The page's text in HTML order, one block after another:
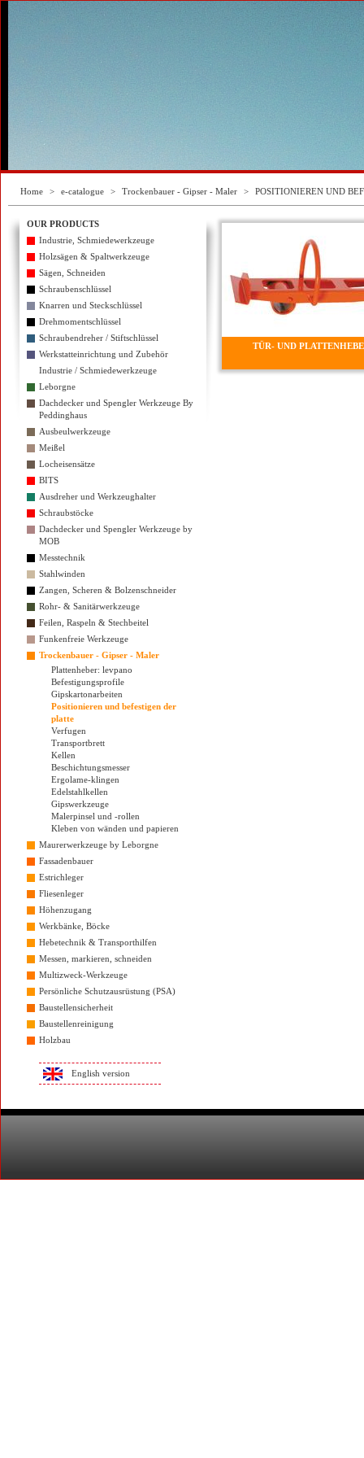
Home > e-catalogue > Trockenbauer - Gipser - Maler > POSITIONIEREN UND
OUR PRODUCTS
Industrie, Schmiedewerkzeuge
Holzsägen & Spaltwerkzeuge
Sägen, Schneiden
Schraubenschlüssel
Knarren und Steckschlüssel
Drehmomentschlüssel
Schraubendreher / Stiftschlüssel
Werkstatteinrichtung und Zubehör
Industrie / Schmiedewerkzeuge
Leborgne
Dachdecker und Spengler Werkzeuge By
Peddinghaus
Ausbeulwerkzeuge
Meißel
Locheisensätze
BITS
Ausdreher und Werkzeughalter
Schraubstöcke
Dachdecker und Spengler Werkzeuge by
MOB
Messtechnik
Stahlwinden
Zangen, Scheren & Bolzenschneider
Rohr- & Sanitärwerkzeuge
Feilen, Raspeln & Stechbeitel
Funkenfreie Werkzeuge
Trockenbauer - Gipser - Maler
Plattenheber: levpano
Befestigungsprofile
Gipskartonarbeiten
Positionieren und befestigen der
platte
Verfugen
Transportbrett
Kellen
Beschichtungsmesser
Ergolame-klingen
Edelstahlkellen
Gipswerkzeuge
Malerpinsel und -rollen
Kleben von wänden und papieren
Maurerwerkzeuge by Leborgne
Fassadenbauer
Estrichleger
Fliesenleger
Höhenzugang
Werkbänke, Böcke
Hebetechnik & Transporthilfen
Messen, markieren, schneiden
Multizweck-Werkzeuge
Persönliche Schutzausrüstung (PSA)
Baustellensicherheit
Baustellenreinigung
Holzbau
English version
TÜR- UND